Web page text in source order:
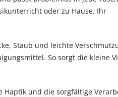
oder zu Hause. Ihr
Staub und leichte
So sorgt die kleine
Haptik und die sorgfältige